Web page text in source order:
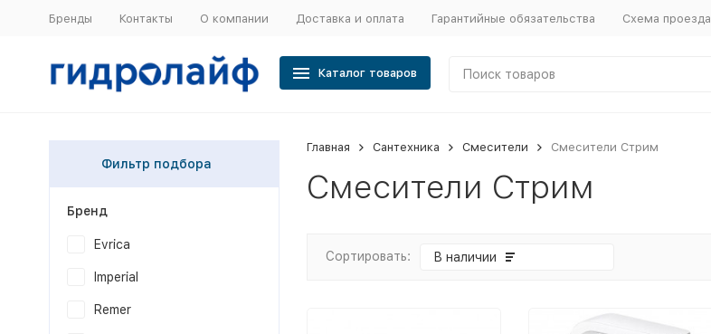
Бренды Контакты О компании Доставка и оплата Гарантийные обязательства Схема проезда
Каталог товаров
Главная Сантехника Смесители Смесители Стрим
Смесители Стрим
Сортировать: В наличии
Фильтр подбора
Бренд
Evrica
Imperial
Remer